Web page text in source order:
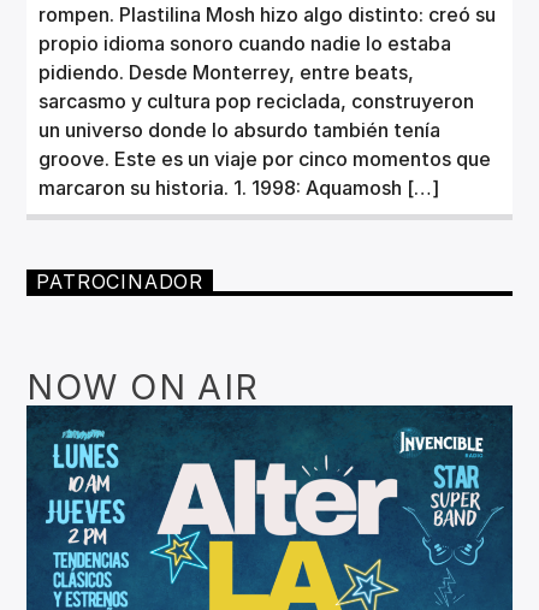
rompen. Plastilina Mosh hizo algo distinto: creó su
propio idioma sonoro cuando nadie lo estaba
pidiendo. Desde Monterrey, entre beats,
sarcasmo y cultura pop reciclada, construyeron
un universo donde lo absurdo también tenía
groove. Este es un viaje por cinco momentos que
marcaron su historia. 1. 1998: Aquamosh […]
PATROCINADOR
NOW ON AIR